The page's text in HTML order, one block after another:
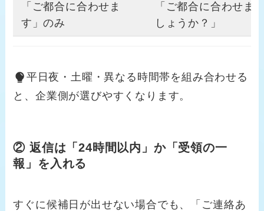
「ご都合に合わせま
す」のみ
「ご都合に合わせま
しょうか？」
平日夜・土曜・異なる時間帯を組み合わせる
と、企業側が選びやすくなります。
② 返信は「24時間以内」か「受領の一
報」を入れる
すぐに候補日が出せない場合でも、「ご連絡あ